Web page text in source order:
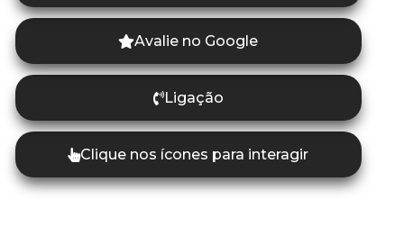
Avalie no Google
Ligação
Clique nos ícones para interagir